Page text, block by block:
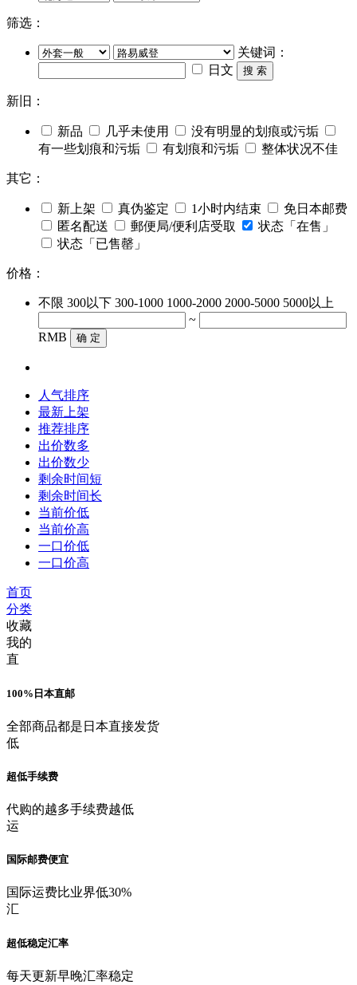
筛选：
关键词：
日文
搜 索
新旧：
新品 几乎未使用
没有明显的划痕或污垢
有一些划痕和污垢
有划痕和污垢 整体状况不佳
其它：
新上架 真伪鉴定 1小时内结束
免日本邮费
匿名配送
郵便局/便利店受取
状态「在售」
状态「已售罄」
价格：
不限 300以下 300-1000 1000-2000 2000-5000 5000以上
~
RMB
确 定
人气排序
最新上架
推荐排序
出价数多
出价数少
剩余时间短
剩余时间长
当前价低
当前价高
一口价低
一口价高
首页
分类
收藏
我的
直
100%日本直邮
全部商品都是日本直接发货
低
超低手续费
代购的越多手续费越低
运
国际邮费便宜
国际运费比业界低30%
汇
超低稳定汇率
每天更新早晚汇率稳定